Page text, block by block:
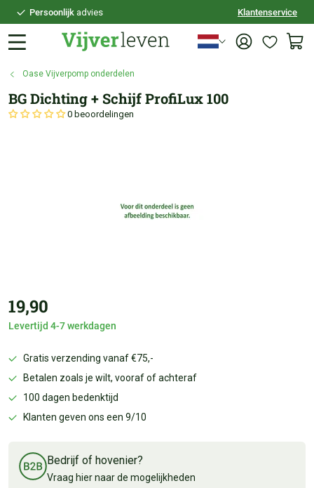
Persoonlijk advies
21:30besteld,vandaagverzonden
Persoonlijkadvies
Klantenservice
Oase Vijverpomp onderdelen
BG Dichting + Schijf ProfiLux 100
0 beoordelingen
19,90
Levertijd 4-7 werkdagen
Gratis verzending vanaf €75,-
Betalen zoals je wilt, vooraf of achteraf
100 dagen bedenktijd
Klanten geven ons een 9/10
Bedrijf of hovenier?
Vraag hier naar de mogelijkheden